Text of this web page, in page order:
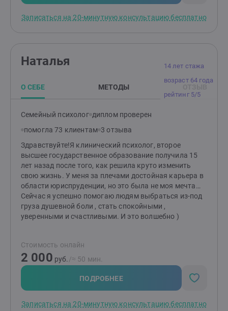
Записаться на 20-минутную консультацию бесплатно
14 лет стажа
возраст 64 года
рейтинг 5/5
Наталья
О СЕБЕ МЕТОДЫ
Семейный психолог диплом проверен
помогла 73 клиентам 3 отзыва
Здравствуйте!Я клинический психолог, второе
высшее государственное образование получила 15
лет назад после того, как решила круто изменить
свою жизнь. У меня за плечами достойная карьера в
области юриспруденции, но это была не моя мечта…
Сейчас я успешно помогаю людям выбраться из-под
груза душевной боли , стать спокойными ,
уверенными и счастливыми. И это волшебно )
Стоимость онлайн
2 000 руб. /≈ 50 мин.
ПОДРОБНЕЕ
Записаться на 20-минутную консультацию бесплатно